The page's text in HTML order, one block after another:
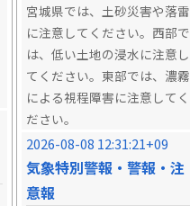
宮城県では、土砂災害や落雷
に注意してください。西部で
は、低い土地の浸水に注意し
てください。東部では、濃霧
による視程障害に注意してく
ださい。
2026-08-08 12:31:21+09
気象特別警報・警報・注
意報